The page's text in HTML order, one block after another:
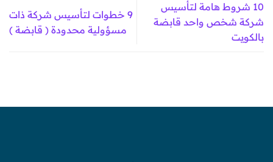
10 شروط هامة لتأسيس
شركة شخص واحد قابضة
بالكويت
9 خطوات لتأسيس شركة ذات
مسؤولية محدودة ( قابضة )